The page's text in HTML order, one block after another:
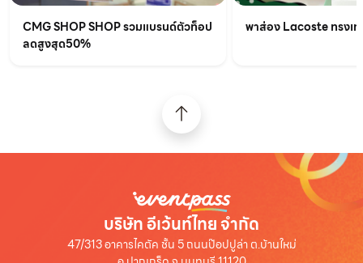
CMG SHOP SHOP รวมแบรนด์ตัวท็อป
ลดสูงสุด50%
พาส่อง Lacoste ทรงเ
บริษัท อีเว้นท์ไทย จำกัด
47/313 อาคารไคตัค ชั้น 5 ถนนป๊อปปูล่า ต.บ้านใหม่